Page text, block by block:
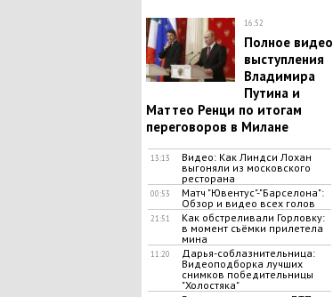
16:52
Полное видео
выступления
Владимира
Путина и
Маттео Ренци по итогам
переговоров в Милане
13:13
Видео: Как Линдси Лохан
выгоняли из московского
ресторана
00:53
Матч "Ювентус"-"Барселона":
Обзор и видео всех голов
21:51
Как обстреливали Горловку:
в момент съёмки прилетела
мина
11:20
Дарья-соблазнительница:
Видеоподборка лучших
снимков победительницы
"Холостяка"